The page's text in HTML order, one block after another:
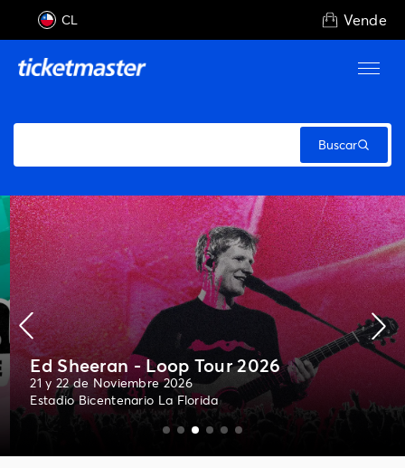
CL Vende
Ed Sheeran - Loop Tour 2026
21 y 22 de Noviembre 2026
Estadio Bicentenario La Florida